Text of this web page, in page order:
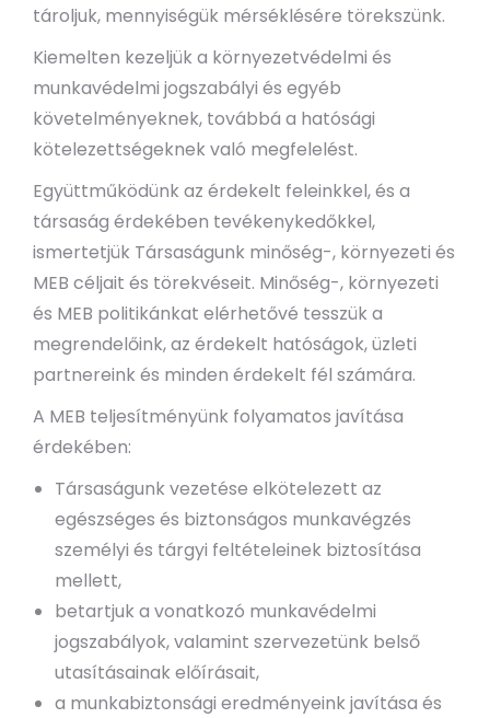
tároljuk, mennyiségük mérséklésére törekszünk.
Kiemelten kezeljük a környezetvédelmi és
munkavédelmi jogszabályi és egyéb
követelményeknek, továbbá a hatósági
kötelezettségeknek való megfelelést.
Együttműködünk az érdekelt feleinkkel, és a
társaság érdekében tevékenykedőkkel,
ismertetjük Társaságunk minőség-, környezeti és
MEB céljait és törekvéseit. Minőség-, környezeti
és MEB politikánkat elérhetővé tesszük a
megrendelőink, az érdekelt hatóságok, üzleti
partnereink és minden érdekelt fél számára.
A MEB teljesítményünk folyamatos javítása
érdekében:
Társaságunk vezetése elkötelezett az
egészséges és biztonságos munkavégzés
személyi és tárgyi feltételeinek biztosítása
mellett,
betartjuk a vonatkozó munkavédelmi
jogszabályok, valamint szervezetünk belső
utasításainak előírásait,
a munkabiztonsági eredményeink javítása és